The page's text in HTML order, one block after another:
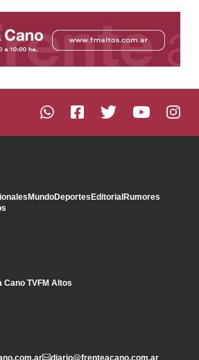
MundoDeportesEditorialRumores
Cano TVFM Altos
diario@frenteacano.com.ar